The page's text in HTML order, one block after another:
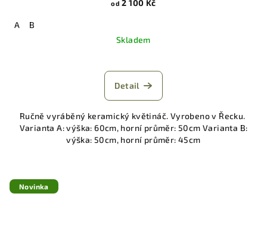
od 2 100 Kč
A
B
Skladem
Detail
Ručně vyráběný keramický květináč. Vyrobeno v Řecku.
Varianta A: výška: 60cm, horní průměr: 50cm Varianta B:
výška: 50cm, horní průměr: 45cm
Novinka